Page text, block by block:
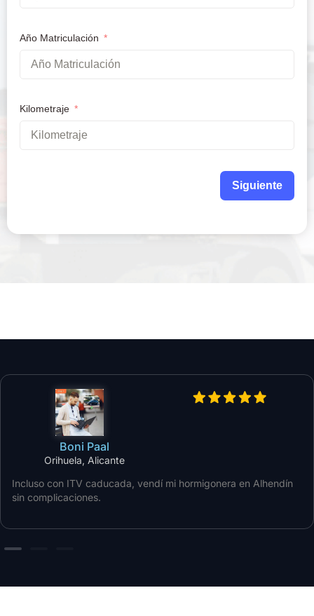
Año Matriculación
Kilometraje
Siguiente
Boni Paal
Orihuela, Alicante
Incluso con ITV caducada, vendí mi hormigonera en Alhendín
sin complicaciones.